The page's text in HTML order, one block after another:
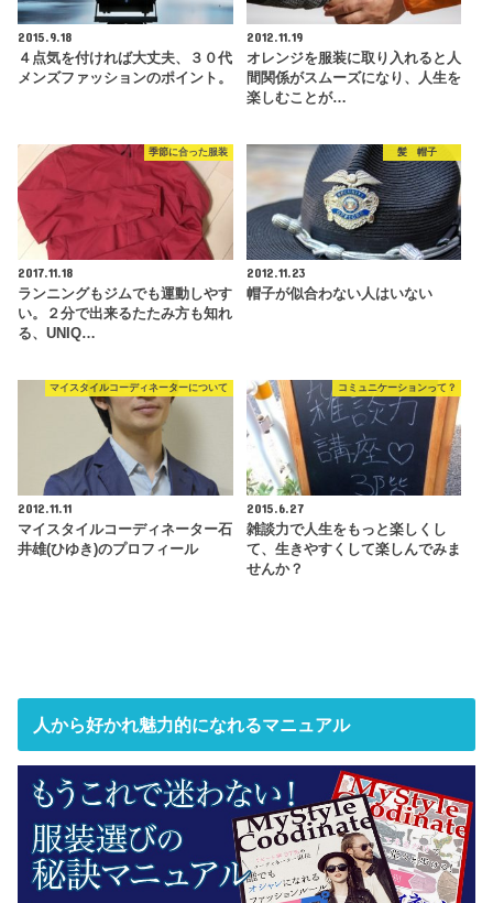
2015.9.18
４点気を付ければ大丈夫、３０代
メンズファッションのポイント。
2012.11.19
オレンジを服装に取り入れると人
間関係がスムーズになり、人生を
楽しむことが…
季節に合った服装
2017.11.18
ランニングもジムでも運動しやす
い。２分で出来るたたみ方も知れ
る、UNIQ…
髪 帽子
2012.11.23
帽子が似合わない人はいない
マイスタイルコーディネーターについて
2012.11.11
マイスタイルコーディネーター石
井雄(ひゆき)のプロフィール
コミュニケーションって？
2015.6.27
雑談力で人生をもっと楽しくし
て、生きやすくして楽しんでみま
せんか？
人から好かれ魅力的になれるマニュアル